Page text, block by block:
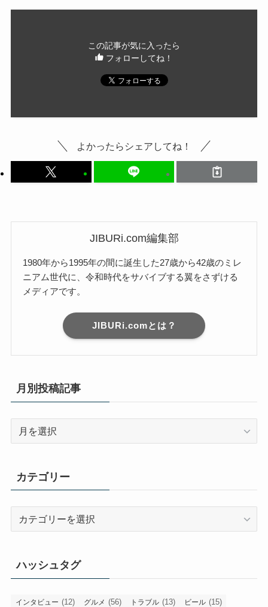
この記事が気に入ったら
フォローしてね！
よかったらシェアしてね！
JIBURi.com編集部
1980年から1995年の間に誕生した27歳から42歳のミレ
ニアム世代に、令和時代をサバイブする翼をさずける
メディアです。
JIBURi.comとは？
月別投稿記事
記
カテゴリー
ハッシュタグ
インタビュー (12) グルメ (56) トラブル (13) ビール (15)